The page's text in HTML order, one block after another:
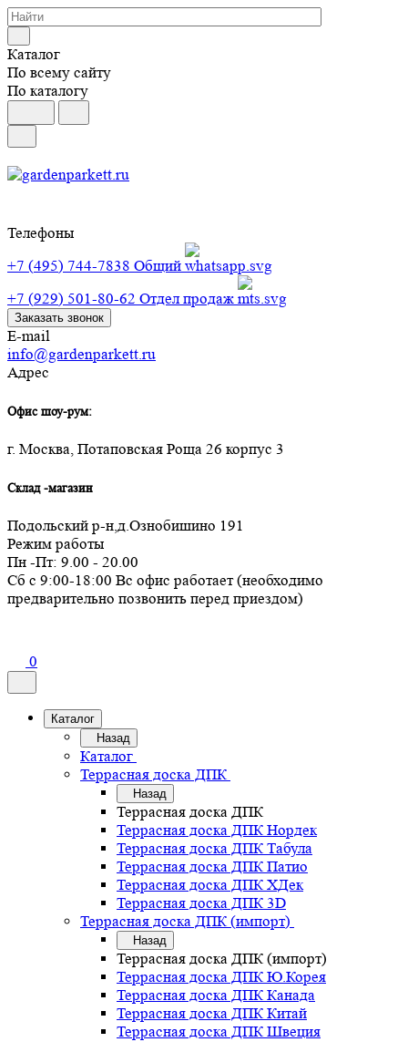
Каталог
По всему сайту
По каталогу
Телефоны
+7 (495) 744-7838 Общий
+7 (929) 501-80-62 Отдел продаж
Заказать звонок
E-mail
info@gardenparkett.ru
Адрес
Офис шоу-рум:
г. Москва, Потаповская Роща 26 корпус 3
Склад -магазин
Подольский р-н,д.Ознобишино 191
Режим работы
Пн -Пт: 9.00 - 20.00
Сб с 9:00-18:00 Вс офис работает (необходимо
предварительно позвонить перед приездом)
0
Каталог
Назад
Каталог
Террасная доска ДПК
Назад
Террасная доска ДПК
Террасная доска ДПК Нордек
Террасная доска ДПК Табула
Террасная доска ДПК Патио
Террасная доска ДПК ХДек
Террасная доска ДПК 3D
Террасная доска ДПК (импорт)
Назад
Террасная доска ДПК (импорт)
Террасная доска ДПК Ю.Корея
Террасная доска ДПК Канада
Террасная доска ДПК Китай
Террасная доска ДПК Швеция